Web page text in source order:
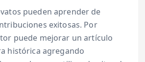
pueden aprender de
exitosas. Por
puede mejorar un artículo
histórica agregando